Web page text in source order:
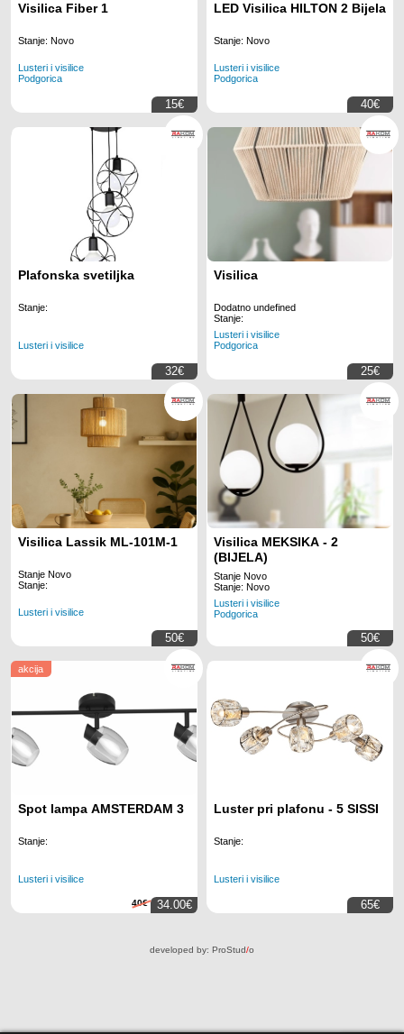
Visilica Fiber 1
Stanje: Novo
Lusteri i visilice
Podgorica
15€
LED Visilica HILTON 2 Bijela
Stanje: Novo
Lusteri i visilice
Podgorica
40€
Plafonska svetiljka
Stanje:
Lusteri i visilice
32€
Visilica
Dodatno undefined
Stanje:
Lusteri i visilice
Podgorica
25€
Visilica Lassik ML-101M-1
Stanje Novo
Stanje:
Lusteri i visilice
50€
Visilica MEKSIKA - 2
(BIJELA)
Stanje Novo
Stanje: Novo
Lusteri i visilice
Podgorica
50€
akcija
Spot lampa AMSTERDAM 3
Stanje:
Lusteri i visilice
40€ 34.00€
Luster pri plafonu - 5 SISSI
Stanje:
Lusteri i visilice
65€
developed by: ProStud/o